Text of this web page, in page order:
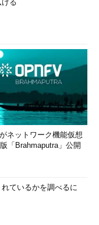
る
ネットワーク機能仮想
「Brahmaputra」公開
ているかを調べるに